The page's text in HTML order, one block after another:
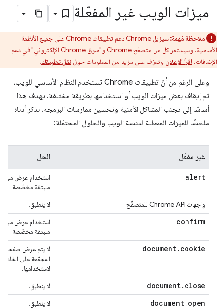
ميزات الويب غير المفعّلة
ملاحظة مُهمة:
سيزيل Chrome دعم تطبيقات Chrome على جميع الأنظمة
الأساسية. وسيستمر كل من متصفّح Chrome و"سوق Chrome الإلكتروني" في دعم
الإضافات. اقرأ الإعلان وتعرّف على مزيد من المعلومات حول نقل تطبيقك.
وعلى الرغم من أنّ تطبيقات Chrome تستخدم النظام الأساسي للويب،
تم إيقاف بعض ميزات الويب أو استخدامها بطريقة مختلفة. يهدف هذا
أساسًا إلى تجنب المشاكل الأمنية وتحسين ممارسات البرمجة. نذكر أدناه
ملخصًا للميزات المعطلة لمنصة الويب والحلول المحتمَلة:
غير مفعَّل الحل
alert
استخدام عرض
منبثقة مخصّصة
واجهات Chrome API للمتصفِّح
لا ينطبق.
confirm
استخدام عرض
منبثقة مخصّصة
document. cookie
لا يتم عرض صفحات
المجمّعة على الخادم،
لاستخدامها.
document. close لا ينطبق.
document. open لا ينطبق.